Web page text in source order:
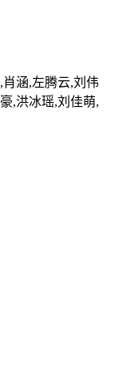
涵,左腾云,刘伟
,洪冰瑶,刘佳萌,